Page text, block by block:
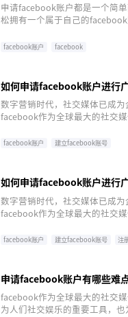
申请facebook账户都是一个简
松拥有一个属于自己的
facebook账户 facebook
如何申请facebook账户进行
数字营销时代，社交媒体已成
facebook作为全球最大的社交
答，欢迎交流。
facebook账户 建立facebook账号
如何申请facebook账户进行
数字营销时代，社交媒体已成
facebook作为全球最大的社交
答，欢迎交流。
facebook账户 建立facebook账号 注
申请facebook账户有哪些难
facebook作为全球最大的社交
为人们社交娱乐的重要工具，